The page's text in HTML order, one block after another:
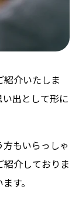
介いたしま
出として形に
方もいらっしゃ
介しておりま
す。